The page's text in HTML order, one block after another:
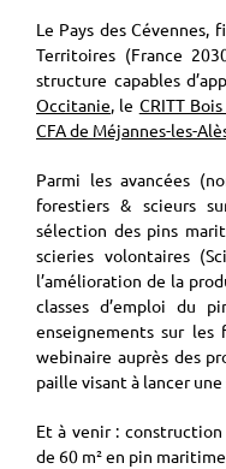
Le Pays des Cévennes,
Territoires (France
structure capables
Occitanie, le CRITT
CFA de Méjannes-les-
Parmi les avancées
forestiers & scieurs
sélection des pins
scieries volontaires
l’amélioration de la
classes d’emploi du
enseignements sur les
webinaire auprès des
paille visant à lancer
Et à venir :
de 60 m² en pin